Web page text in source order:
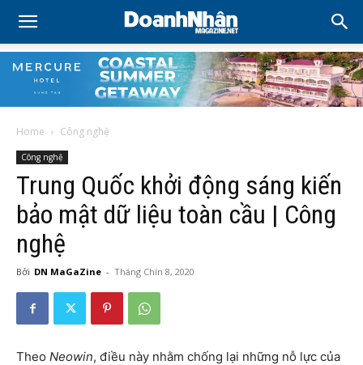
Home Công nghệ
Công nghệ
Trung Quốc khởi động sáng kiến
bảo mật dữ liệu toàn cầu | Công
nghệ
Bởi DN MaGaZine - Tháng Chín 8, 2020
Theo Neowin, điều này nhằm chống lại những nỗ lực của